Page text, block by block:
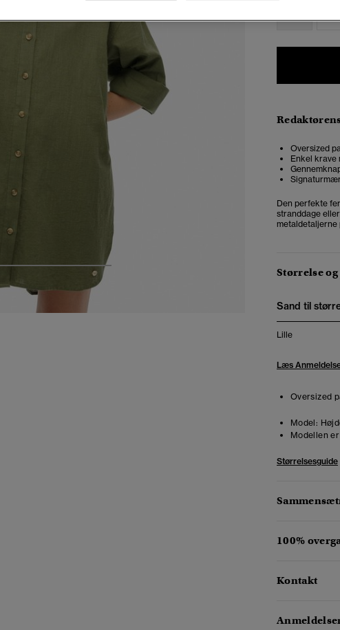
6
Oversized
Enkel krave
Den perfekte
stranddage
metaldetaljerne
Størrelse
Sand til
Lille
Læs
Oversized
Model:
Modellen
Størrelsesguide
100%
Kontakt